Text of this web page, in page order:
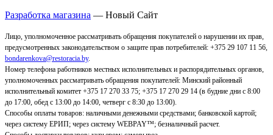
Разработка магазина — Новый Сайт
Лицо, уполномоченное рассматривать обращения покупателей о нарушении их прав,
предусмотренных законодательством о защите прав потребителей: +375 29 107 11 56,
bondarenkova@restoracia.by.
Номер телефона работников местных исполнительных и распорядительных органов,
уполномоченных рассматривать обращения покупателей: Минский районный
исполнительный комитет +375 17 270 33 75; +375 17 270 29 14 (в будние дни с 8:00
до 17:00, обед с 13:00 до 14:00, четверг с 8:30 до 13:00).
Способы оплаты товаров: наличными денежными средствами; банковской картой;
через систему ЕРИП; через систему WEBPAY™; безналичный расчет.